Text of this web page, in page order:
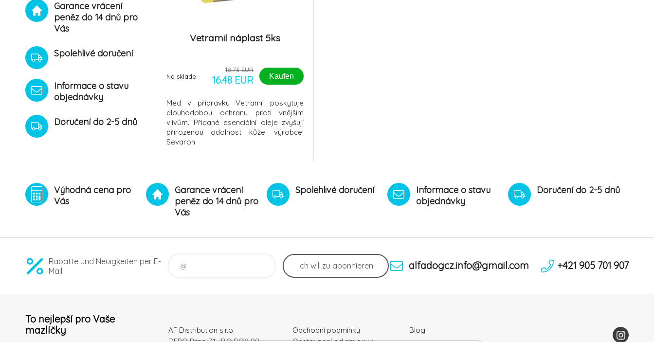
Garance vrácení
peněz do 14 dnů pro
Vás
Spolehlivé doručení
Informace o stavu
objednávky
Doručení do 2-5 dnů
Vetramil náplast 5ks
Na sklade
18.73 EUR
16.48 EUR Kaufen
Med v přípravku Vetramil poskytuje
dlouhodobou ochranu proti vnějším
vlivům. Přidané esenciální oleje zvyšují
přirozenou odolnost kůže. výrobce:
Sevaron
Výhodná cena pro
Vás
Garance vrácení
peněz do 14 dnů pro
Vás
Spolehlivé doručení
Informace o stavu
objednávky
Doručení do 2-5 dnů
Rabatte und Neuigkeiten per E-
Mail
Ich will zu abonnieren alfadogcz.info@gmail.com +421 905 701 907
To nejlepší pro Vaše
mazlíčky
AF Distribution s.r.o.
Obchodní podmínky
Blog